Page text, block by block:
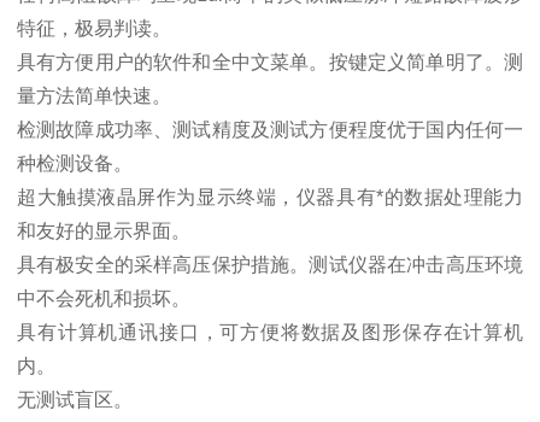
特征，极易判读。
具有方便用户的软件和全中文菜单。按键定义简单明了。测
量方法简单快速。
检测故障成功率、测试精度及测试方便程度优于国内任何一
种检测设备。
超大触摸液晶屏作为显示终端，仪器具有*的数据处理能力
和友好的显示界面。
具有极安全的采样高压保护措施。测试仪器在冲击高压环境
中不会死机和损坏。
具有计算机通讯接口，可方便将数据及图形保存在计算机
内。
无测试盲区。